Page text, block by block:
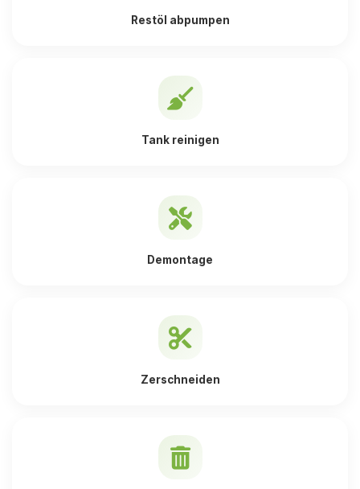
Restöl abpumpen
Tank reinigen
Demontage
Zerschneiden